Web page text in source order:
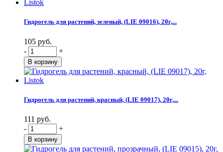
Гидрогель для растений, зеленый, (LIE 09016), 20г,...
105 руб.
-
+
Гидрогель для растений, красный, (LIE 09017), 20г,...
111 руб.
-
+